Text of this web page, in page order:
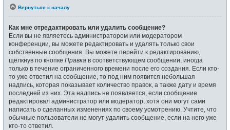
Вернуться к началу
Как мне отредактировать или удалить сообщение?
Если вы не являетесь администратором или модератором
конференции, вы можете редактировать и удалять только свои
собственные сообщения. Вы можете перейти к редактированию,
щёлкнув по кнопке Правка в соответствующем сообщении, иногда
только в течение ограниченного времени после его создания. Если кто-
то уже ответил на сообщение, то под ним появится небольшая
надпись, которая показывает количество правок, а также дату и время
последней из них. Эта надпись не появляется, если сообщение
редактировал администратор или модератор, хотя они могут сами
написать о сделанных изменениях по своему усмотрению. Учтите, что
обычные пользователи не могут удалить сообщение, если на него уже
кто-то ответил.